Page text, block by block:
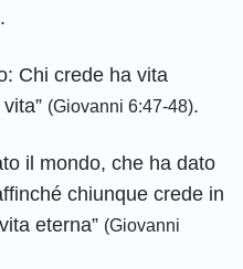
.
Chi crede ha vita
(Giovanni 6:47-48).
il mondo, che ha dato
chiunque crede in
eterna” (Giovanni